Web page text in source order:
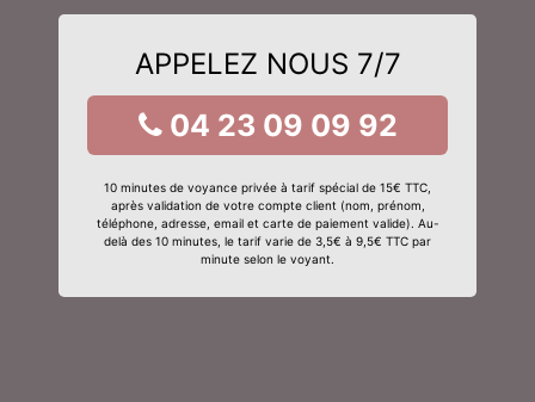
APPELEZ NOUS 7/7
04 23 09 09 92
10 minutes de voyance privée à tarif spécial de 15€ TTC,
après validation de votre compte client (nom, prénom,
téléphone, adresse, email et carte de paiement valide). Au-
delà des 10 minutes, le tarif varie de 3,5€ à 9,5€ TTC par
minute selon le voyant.